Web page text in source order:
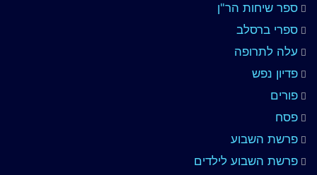
ספר שיחות הר"ן
ספרי ברסלב
עלה לתרופה
פדיון נפש
פורים
פסח
פרשת השבוע
פרשת השבוע לילדים